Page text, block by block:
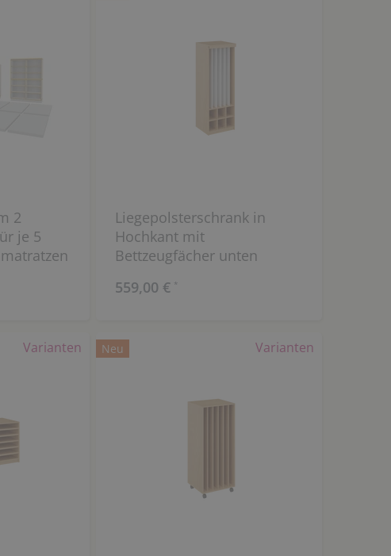
2
je 5
Liegepolsterschrank in
Hochkant mit
Bettzeugfächer unten
559,00 € *
Varianten Varianten
Neu